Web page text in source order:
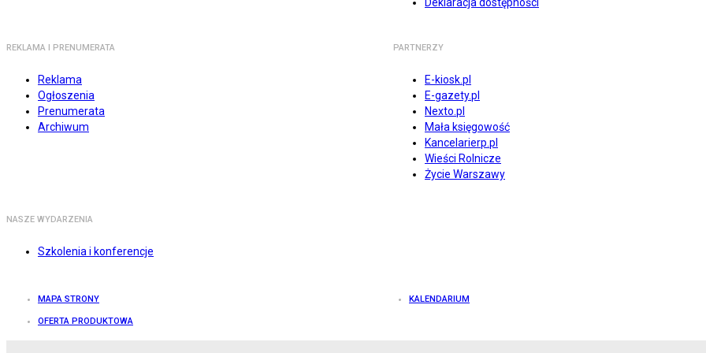
REKLAMA I PRENUMERATA
Reklama
Ogłoszenia
Prenumerata
Archiwum
PARTNERZY
E-kiosk.pl
E-gazety.pl
Nexto.pl
Mała księgowość
Kancelarierp.pl
Wieści Rolnicze
Życie Warszawy
NASZE WYDARZENIA
Szkolenia i konferencje
MAPA STRONY KALENDARIUM
OFERTA PRODUKTOWA